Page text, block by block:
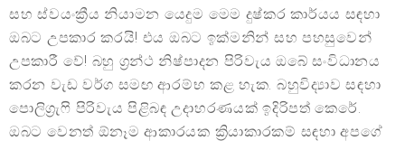
සහ ස්වයංක්‍රීය නියාමන යෙදුම මෙම දුෂ්කර කාර්යය සඳහා
ඔබට උපකාර කරයි! එය ඔබට ඉක්මනින් සහ පහසුවෙන්
උපකාරී වේ! බහු ග්‍රන්ථ නිෂ්පාදන පිරිවැය ඔබේ සංවිධානය
කරන වැඩ වර්ග සමඟ ආරම්භ කළ හැක. බහුවිද්‍යාව සඳහා
පොලිග්‍රැෆි පිරිවැය පිළිබඳ උදාහරණයක් ඉදිරිපත් කෙරේ.
ඔබට වෙනත් ඕනෑම ආකාරයක ක්‍රියාකාරකම් සඳහා අපගේ